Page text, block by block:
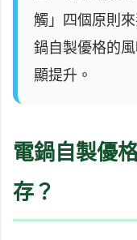
觸」四個原則
鍋自製優格的
顯提升。
電鍋自製優
存？